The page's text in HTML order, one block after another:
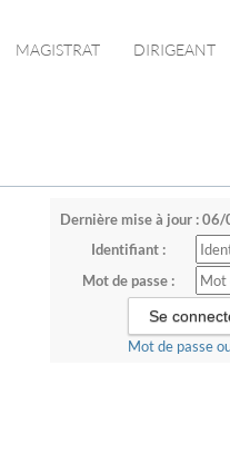
MAGISTRAT DIRIGEANT
Dernière mise à jour :
Identifiant :
Mot de passe :
Mot de passe